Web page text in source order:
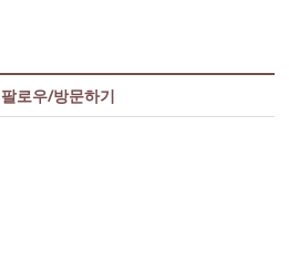
로우/방문하기